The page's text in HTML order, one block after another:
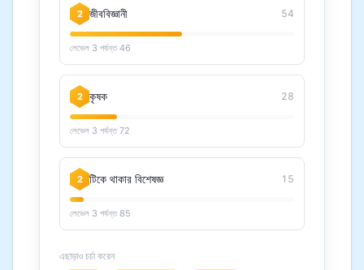
2 জীববিজ্ঞানী 54
লেভেল 3 পর্যন্ত 46
2 কৃষক 28
লেভেল 3 পর্যন্ত 72
2 টিকে থাকার বিশেষজ্ঞ 15
লেভেল 3 পর্যন্ত 85
এছাড়াও চর্চা করেন